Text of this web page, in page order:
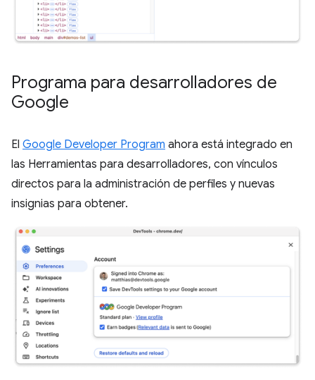
Programa para desarrolladores de
Google
El Google Developer Program ahora está integrado en
las Herramientas para desarrolladores, con vínculos
directos para la administración de perfiles y nuevas
insignias para obtener.